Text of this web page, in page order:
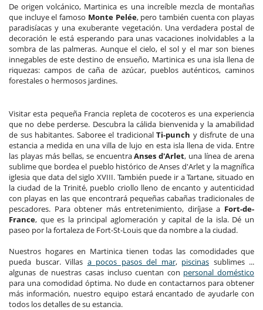
De origen volcánico, Martinica es una increíble mezcla de montañas
que incluye el famoso Monte Pelée, pero también cuenta con playas
paradisíacas y una exuberante vegetación. Una verdadera postal de
decoración le está esperando para unas vacaciones inolvidables a la
sombra de las palmeras. Aunque el cielo, el sol y el mar son bienes
innegables de este destino de ensueño, Martinica es una isla llena de
riquezas: campos de caña de azúcar, pueblos auténticos, caminos
forestales o hermosos jardines.
Visitar esta pequeña Francia repleta de cocoteros es una experiencia
que no debe perderse. Descubra la cálida bienvenida y la amabilidad
de sus habitantes. Saboree el tradicional Ti-punch y disfrute de una
estancia a medida en una villa de lujo en esta isla llena de vida. Entre
las playas más bellas, se encuentraAnses d'Arlet, una línea de arena
sublime que bordea el pueblo histórico de Anses d'Arlet y la magnífica
iglesia que data del siglo XVIII. También puede ir a Tartane, situado en
la ciudad de la Trinité, pueblo criollo lleno de encanto y autenticidad
con playas en las que encontrará pequeñas cabañas tradicionales de
pescadores. Para obtener más entretenimiento, diríjase a Fort-de-
France, que es la principal aglomeración y capital de la isla. Dé un
paseo por la fortaleza de Fort-St-Louis que da nombre a la ciudad.
Nuestros hogares en Martinica tienen todas las comodidades que
pueda buscar. Villas a pocos pasos del mar, piscinas sublimes ...
algunas de nuestras casas incluso cuentan con personal doméstico
para una comodidad óptima. No dude en contactarnos para obtener
más información, nuestro equipo estará encantado de ayudarle con
todos los detalles de su estancia.